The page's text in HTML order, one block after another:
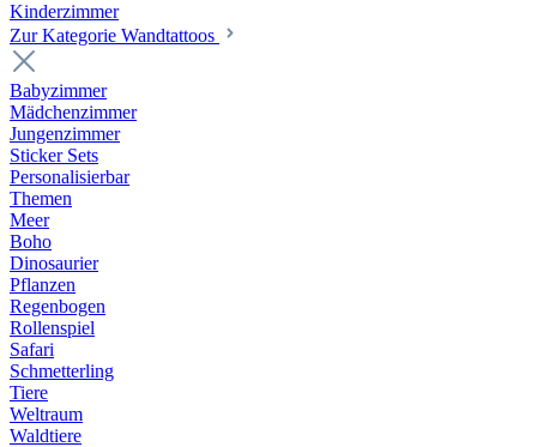
Kinderzimmer
Zur Kategorie Wandtattoos
Babyzimmer
Mädchenzimmer
Jungenzimmer
Sticker Sets
Personalisierbar
Themen
Meer
Boho
Dinosaurier
Pflanzen
Regenbogen
Rollenspiel
Safari
Schmetterling
Tiere
Weltraum
Waldtiere